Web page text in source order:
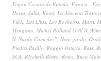
Fogón Cocina de Viñedo, Franca -
Horta, Julia, Kōnā, La Alacena
VidA, Las Lilas, Los Bocheros, Marti,
Mengano, Michel Rolland Grill & Wine
N, Narda Comedor”, Niño gordo,
Piedra Pasillo, Raggio Osteria, Raíx,
SCA, Riccitelli Bistro, Roux, Ruca